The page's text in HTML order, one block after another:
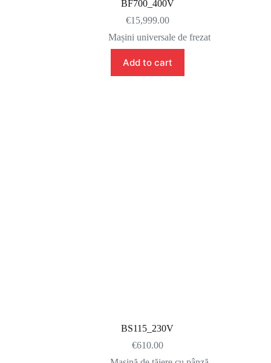
BF700_400V
€15,999.00
Mașini universale de frezat
Add to cart
BS115_230V
€610.00